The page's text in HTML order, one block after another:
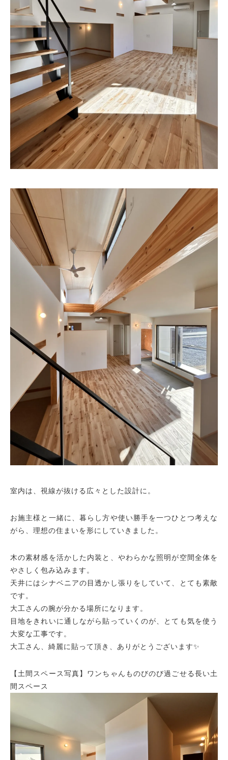
室内は、視線が抜ける広々とした設計に。
お施主様と一緒に、暮らし方や使い勝手を一つひとつ考えな
がら、理想の住まいを形にしていきました。
木の素材感を活かした内装と、やわらかな照明が空間全体を
やさしく包み込みます。
天井にはシナベニアの目透かし張りをしていて、とても素敵
です。
大工さんの腕が分かる場所になります。
目地をきれいに通しながら貼っていくのが、とても気を使う
大変な工事です。
大工さん、綺麗に貼って頂き、ありがとうございます✨
【土間スペース写真】ワンちゃんものびのび過ごせる長い土
間スペース